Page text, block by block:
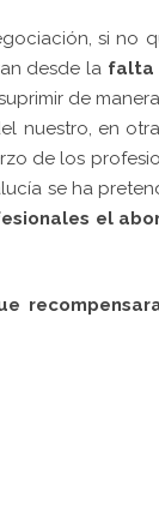
si no
desde la falta
de
nuestro, en
de los
se ha
el